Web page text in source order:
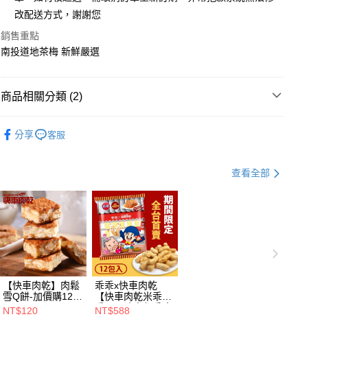
Google Pay
全盈+PAY
AFTEE先享後付
【關於「AFTEE先享後付」】
AFTEE先享後付是「在收到商品之後才付款」的支付方式。 讓您購物簡單
２．便利：只要手機號碼，簡訊認證，即可結帳。
付」結帳頁面，進行簡訊認證並確認金額後，即可完成結帳。
２．訂單成立數日內，您將收到繳費通知簡訊。
３．收到繳費通知簡訊後14天內，點擊此簡訊中的連結，可透過四大超商
／ATM／網路銀行／等多元方式進行付款，方視為交易完成。
※ 請注意：結帳手續完成當下不需立刻繳費，但若您需要取消訂單，請聯
絡購買商品的店家。未經商家同意取消之訂單仍視為有效，需透過AFTEE
先享後付繳納相關費用。
※ 交易是否成功請以「AFTEE先享後付 」之結帳頁面顯示為準，若有關於
是否繳費成功／繳費後需取消欲退款等相關疑問，請聯繫「AFTEE先享後
付客戶支援中心」
https://netprotections.freshdesk.com/support/home
ATM付款
運送方式
付款後全家取貨
每筆NT$70，滿NT$500(含以上)免運費
萊爾富取貨
每筆NT$70，滿NT$800(含以上)免運費
付款後萊爾富取貨
改配送方式，謝謝您
銷售重點
南投道地茶梅 新鮮嚴選
商品相關分類 (2)
分享 客服
查看全部
【快車肉乾】肉鬆
雪Q餅-加價購120
元
NT$120
乖乖x快車肉乾
【快車肉乾米乖
乖】原味杏仁香脆
肉紙口味 - 零嘴界
NT$588